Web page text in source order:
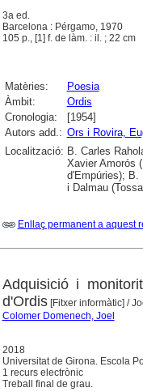
3a ed.
Barcelona : Pérgamo, 1970
105 p., [1] f. de làm. : il. ; 22 cm
Matèries:
Poesia
Àmbit:
Ordis
Cronologia:
[1954]
Autors add.: Ors i Rovira,
Localització: B. Carles
Xavier Amorós
d'Empúries); B.
i Dalmau
Enllaç permanent a aquest
Adquisició i
d'Ordis[Fitxer informàtic] /
Colomer Domenech, Joel
2018
Universitat de Girona. Escola
1 recurs electrònic
Treball final de grau.